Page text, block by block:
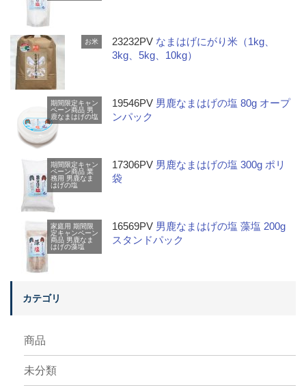
お米 23232PV なまはげにがり米（1kg、
3kg、5kg、10kg）
期間限定キャン
ペーン商品 男
鹿なまはげの塩
19546PV 男鹿なまはげの塩 80g オープ
ンパック
期間限定キャン
ペーン商品 業
務用 男鹿なま
はげの塩
17306PV 男鹿なまはげの塩 300g ポリ
袋
家庭用 期間限
定キャンペーン
商品 男鹿なま
はげの藻塩
16569PV 男鹿なまはげの塩 藻塩 200g
スタンドパック
カテゴリ
商品
未分類